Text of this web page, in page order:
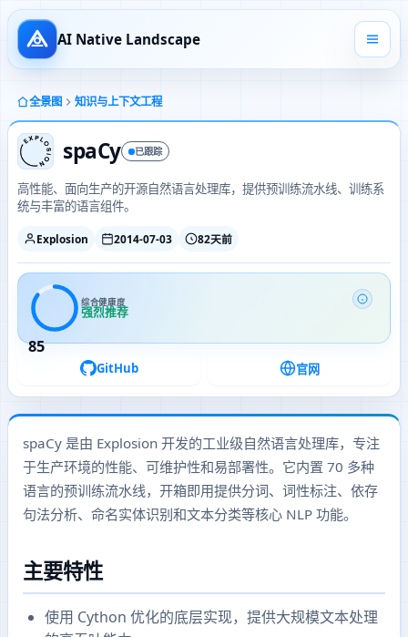
AI Native Landscape
全景图 知识与上下文工程
spaCy 已跟踪
高性能、面向生产的开源自然语言处理库，提供预训练流水线、训练系
统与丰富的语言组件。
Explosion 2014-07-03 82天前
85
综合健康度
强烈推荐
GitHub 官网
spaCy 是由 Explosion 开发的工业级自然语言处理库，专注
于生产环境的性能、可维护性和易部署性。它内置 70 多种
语言的预训练流水线，开箱即用提供分词、词性标注、依存
句法分析、命名实体识别和文本分类等核心 NLP 功能。
主要特性
使用 Cython 优化的底层实现，提供大规模文本处理